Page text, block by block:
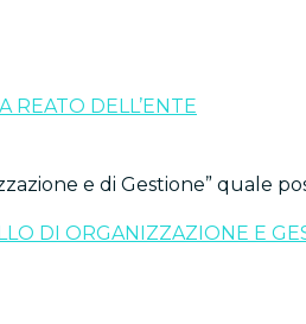
REATO DELL’ENTE
e di Gestione” quale
DI ORGANIZZAZIONE E